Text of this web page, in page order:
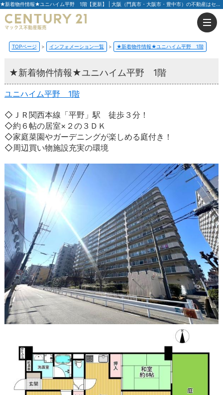
★新着物件情報★ユニハイム平野 1階【更新】 | 大阪（門真市・大阪市・豊中市）の不動産はセンチュリー21マックス不動産販売
TOPページ インフォメーション一覧 ★新着物件情報★ユニハイム平野 1階
★新着物件情報★ユニハイム平野 1階
ユニハイム平野 1階
◇ＪＲ関西本線「平野」駅 徒歩３分！
◇約６帖の居室×２の３ＤＫ
◇家庭菜園やガーデニングが楽しめる庭付き！
◇周辺買い物施設充実の環境